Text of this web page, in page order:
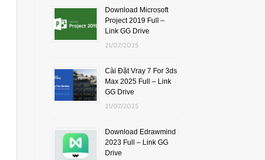
Download Microsoft
Project 2019 Full –
Link GG Drive
21/07/2025
Cài Đặt Vray 7 For 3ds
Max 2025 Full – Link
GG Drive
21/07/2025
Download Edrawmind
2023 Full – Link GG
Drive